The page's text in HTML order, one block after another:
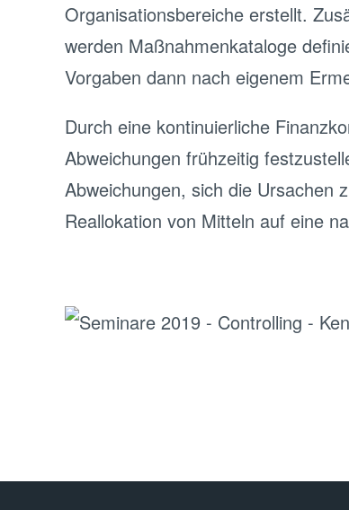
Organisationsbereiche erstellt.
werden Maßnahmenkataloge
Vorgaben dann nach eigenem
Durch eine kontinuierliche
Abweichungen frühzeitig
Abweichungen, sich die Ursachen
Reallokation von Mitteln auf eine